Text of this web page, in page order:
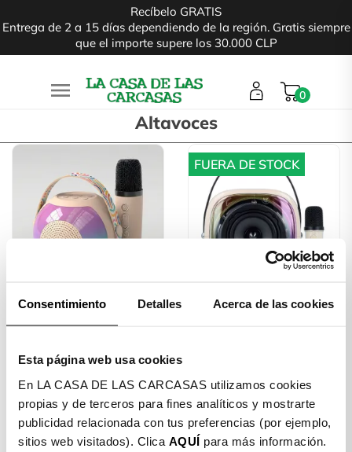
Consentimiento Detalles Acerca de las cookies
Esta página web usa cookies
En LA CASA DE LAS CARCASAS utilizamos cookies
propias y de terceros para fines analíticos y mostrarte
publicidad relacionada con tus preferencias (por ejemplo,
sitios web visitados). Clica AQUÍ para más información.
Recíbelo GRATIS
Entrega de 2 a 15 días dependiendo de la región. Gratis siempre
que el importe supere los 30.000 CLP
 0
Altavoces
Altavoz Karaoke Con
Micrófono
$ 18.990
Karaoke Sound - Altavoz
FUERA DE STOCK
Mostrando 1-2 de 2 artículo(s)